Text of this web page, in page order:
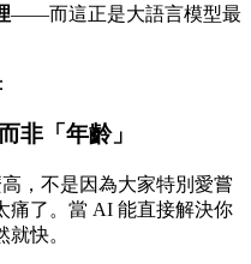
——而這正是大語言模型最
非「年齡」
，不是因為大家特別愛嘗
痛了。當 AI 能直接解決你
快。